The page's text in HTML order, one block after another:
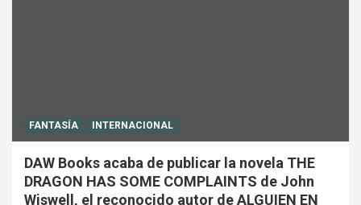
FANTASÍA INTERNACIONAL
DAW Books acaba de publicar la novela THE
DRAGON HAS SOME COMPLAINTS de John
Wiswell, el reconocido autor de ALGUIEN EN